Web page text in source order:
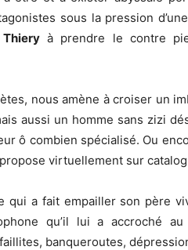
sous la pression
à prendre le contre
nous amène à croiser un
aussi un homme sans zizi
ô combien spécialisé. Ou
virtuellement sur
qui a fait empailler son père
qu’il lui a accroché
banqueroutes,